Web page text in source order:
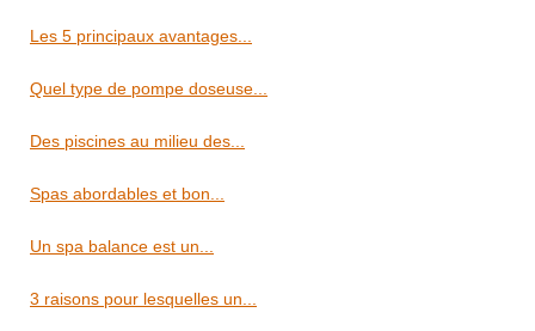
Les 5 principaux avantages...
Quel type de pompe doseuse...
Des piscines au milieu des...
Spas abordables et bon...
Un spa balance est un...
3 raisons pour lesquelles un...